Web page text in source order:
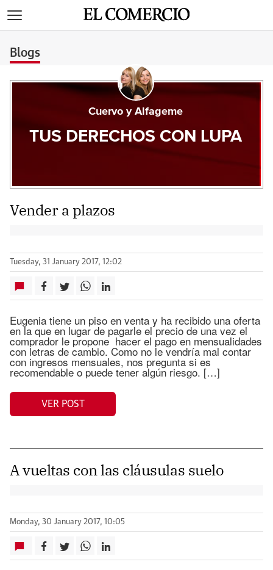
Blogs
Cuervo y Alfageme
TUS DERECHOS CON LUPA
Vender a plazos
Tuesday, 31 January 2017, 12:02
Eugenia tiene un piso en venta y ha recibido una oferta
en la que en lugar de pagarle el precio de una vez el
comprador le propone hacer el pago en mensualidades
con letras de cambio. Como no le vendría mal contar
con ingresos mensuales, nos pregunta si es
recomendable o puede tener algún riesgo. […]
VER POST
A vueltas con las cláusulas suelo
Monday, 30 January 2017, 10:05